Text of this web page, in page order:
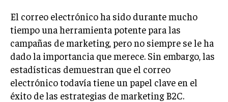
AGENCIAS DE MARKETING
AGENCIAS DE POSICIONAMIENTO WEB SEO
VENTA DE ENLACES
MARKETING DIGITAL
PUBLICIDAD
El correo electrónico ha sido durante mucho
tiempo una herramienta potente para las
campañas de marketing, pero no siempre se le ha
dado la importancia que merece. Sin embargo, las
estadísticas demuestran que el correo
electrónico todavía tiene un papel clave en el
éxito de las estrategias de marketing B2C.